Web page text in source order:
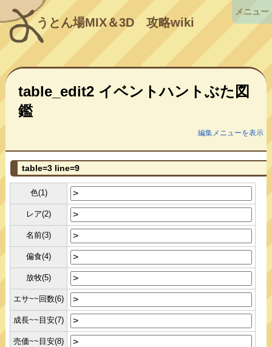
うとん場MIX＆3D攻略wiki
table_edit2 イベントハントぶた図
鑑
編集メニューを表示
table=3 line=9
色(1)
レア(2)
名前(3)
偏食(4)
放牧(5)
エサ~~回数(6)
成長~~目安(7)
売価~~目安(8)
メニュー